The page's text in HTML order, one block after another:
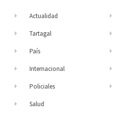
Actualidad
Tartagal
País
Internacional
Policiales
Salud